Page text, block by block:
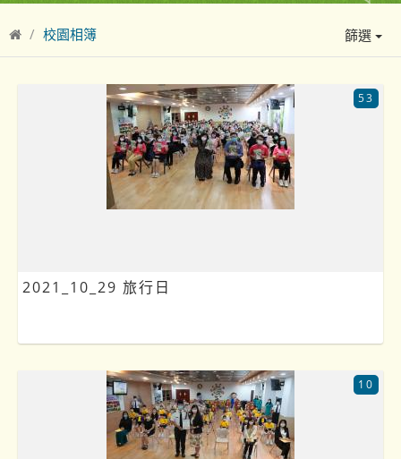
校園相簿 篩選
2021_10_29 旅行日
53
10